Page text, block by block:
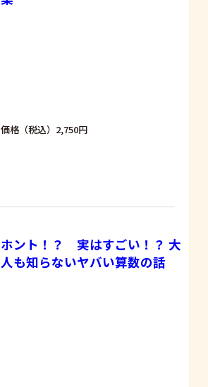
価格（税込）2,750円
ホント！？ 実はすごい！？ 大
人も知らないヤバい算数の話